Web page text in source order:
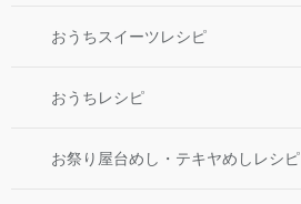
おうちスイーツレシピ
おうちレシピ
お祭り屋台めし・テキヤめしレシピ